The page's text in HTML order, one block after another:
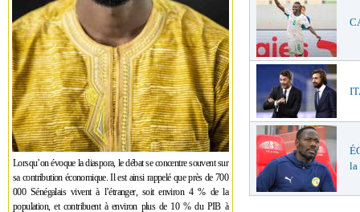
Lorsqu’on évoque la diaspora, le débat se concentre souvent sur
sa contribution économique. Il est ainsi rappelé que près de 700
000 Sénégalais vivent à l’étranger, soit environ 4 % de la
population, et contribuent à environ plus de 10 % du PIB à
la